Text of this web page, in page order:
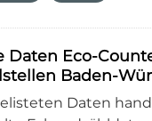
Daten Eco-
Baden-
Daten